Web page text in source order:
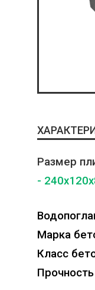
Размер
-
Марка
Класс